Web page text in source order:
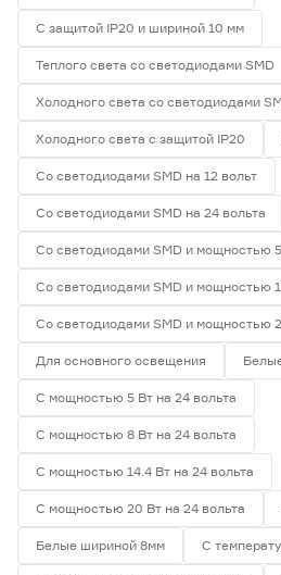
С защитой IP20 и шириной 10 мм
Теплого света со светодиодами SMD
Холодного света со светодиодами
Холодного света с защитой IP20
Со светодиодами SMD на 12 вольт
Со светодиодами SMD на 24 вольта
Со светодиодами SMD и мощностью
Со светодиодами SMD и мощностью
Со светодиодами SMD и мощностью
Для основного освещения
С мощностью 5 Вт на 24 вольта
С мощностью 8 Вт на 24 вольта
С мощностью 14.4 Вт на 24 вольта
С мощностью 20 Вт на 24 вольта
Белые шириной 8мм С